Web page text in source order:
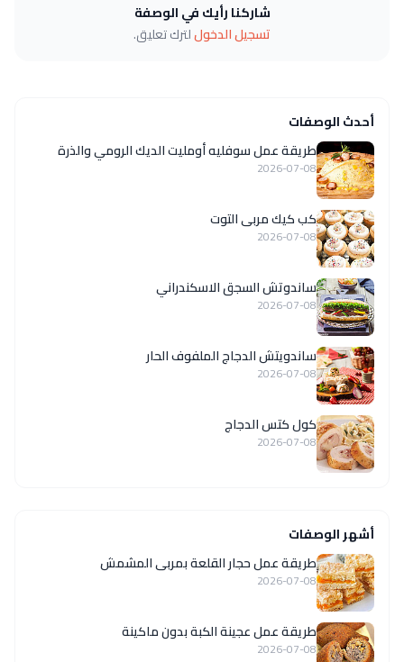
شاركنا رأيك في الوصفة
تسجيل الدخوللترك تعليق.
أحدث الوصفات
طريقة عمل سوفليه أومليت الديك الرومي والذرة
2026-07-08
كب كيك مربى التوت
2026-07-08
ساندوتش السجق الاسكندراني
2026-07-08
ساندويتش الدجاج الملفوف الحار
2026-07-08
كول كتس الدجاج
2026-07-08
أشهر الوصفات
طريقة عمل حجار القلعة بمربى المشمش
2026-07-08
طريقة عمل عجينة الكبة بدون ماكينة
2026-07-08